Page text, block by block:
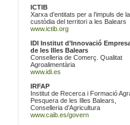
ICTIB
Xarxa d’entitats per a l’impuls de la
custòdia del territori a les Balears
www.ictib.org
IDI Institut d’Innovació
de les Illes Balears
Conselleria de Comerç. Qualitat
Agroalimentària
www.idi.es
IRFAP
Institut de Recerca i Formació
Pesquera de les Illes Balears,
Conselleria d’Agricultura
www.caib.es/govern